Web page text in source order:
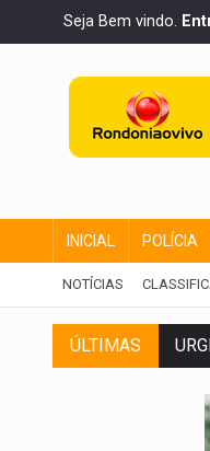
Seja Bem vindo.
INICIAL POLÍCIA
NOTÍCIAS
ÚLTIMAS